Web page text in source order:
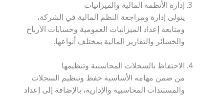
إدارة الأنظمة المالية والميزانيات
يتولى إدارة ومراجعة النظم المالية في الشركة،
ومتابعة إعداد الميزانيات العمومية وحسابات الأرباح
والخسائر والتقارير المالية بمختلف أنواعها.
الاحتفاظ بالسجلات المحاسبية وتنظيمها
من ضمن مهامه الأساسية حفظ وتنظيم السجلات
والمستندات المحاسبية والإدارية، بالإضافة إلى إعداد